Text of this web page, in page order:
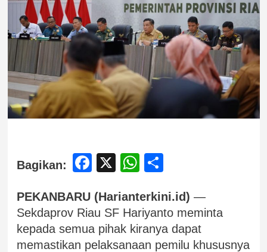
Bagikan: Facebook
X WhatsApp
PEKANBARU (Harianterkini.id) —
Sekdaprov Riau SF Hariyanto meminta
kepada semua pihak kiranya dapat
memastikan pelaksanaan pemilu khususnya